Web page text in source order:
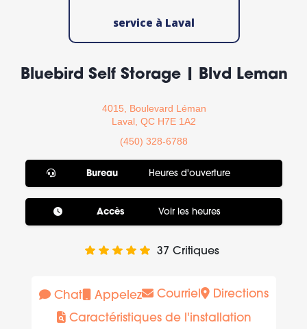
service à Laval
Bluebird Self Storage | Blvd Leman
4015, Boulevard Léman
Laval, QC H7E 1A2
(450) 328-6788
Bureau Heures d'ouverture
Accès Voir les heures
37 Critiques
Chat Appelez Courriel
Directions
Caractéristiques de l'installation